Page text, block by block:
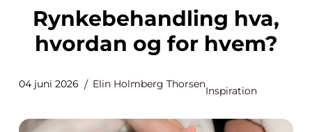
Rynkebehandling hva,
hvordan og for hvem?
04 juni 2026 Elin Holmberg Thorsen
Inspiration